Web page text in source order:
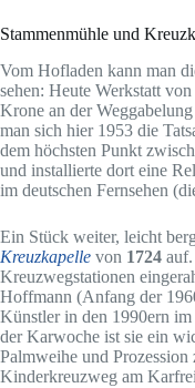
Stammenmühle und
Vom Hofladen kann man
sehen: Heute Werkstatt
Krone an der
man sich hier 1953 die
dem höchsten Punkt
und installierte dort eine
im deutschen Fernsehen
Ein Stück weiter, leicht
Kreuzkapelle von 1724
Kreuzwegstationen
Hoffmann (Anfang der
Künstler in den 1990ern im
der Karwoche ist sie ein
Palmweihe und
Kinderkreuzweg am